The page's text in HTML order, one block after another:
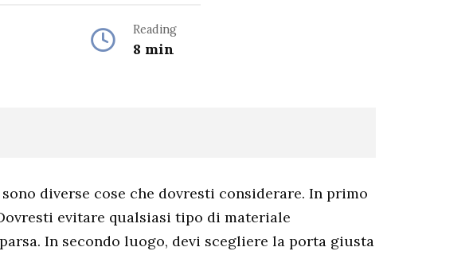
Reading
8 min
sono diverse cose che dovresti considerare. In primo
evitare qualsiasi tipo di materiale
In secondo luogo, devi scegliere la porta giusta